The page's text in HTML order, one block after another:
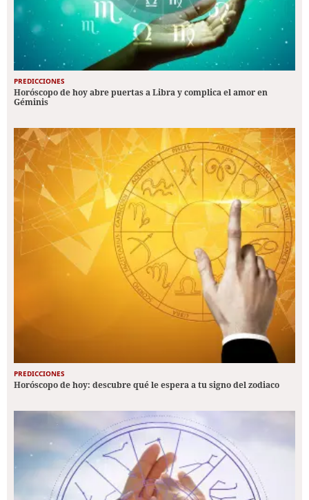
PREDICCIONES
Horóscopo de hoy abre puertas a Libra y complica el amor en
Géminis
PREDICCIONES
Horóscopo de hoy: descubre qué le espera a tu signo del zodiaco